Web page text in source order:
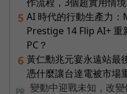
作流程，3個超實用情
5 AI 時代的行動生產力
Prestige 14 Flip AI+
PC？
6 黃仁勳兆元宴永遠站最
憑什麼讓台達電被市場
PR
變動中迎戰未知，改